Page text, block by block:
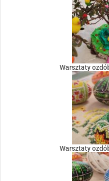
Warsztaty
Warsztaty